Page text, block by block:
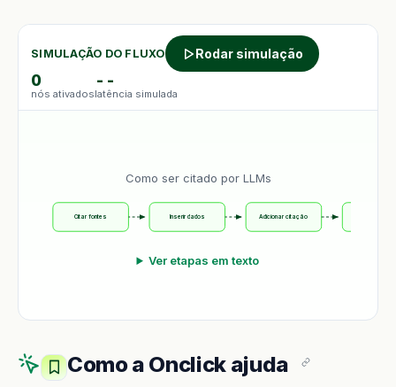
SIMULAÇÃO DO FLUXO Rodar simulação
0
nós ativados
--
latência simulada
Como ser citado por LLMs
Citar fontes Inserir dados Adicionar citação
Ver etapas em texto
Como a Onclick ajuda